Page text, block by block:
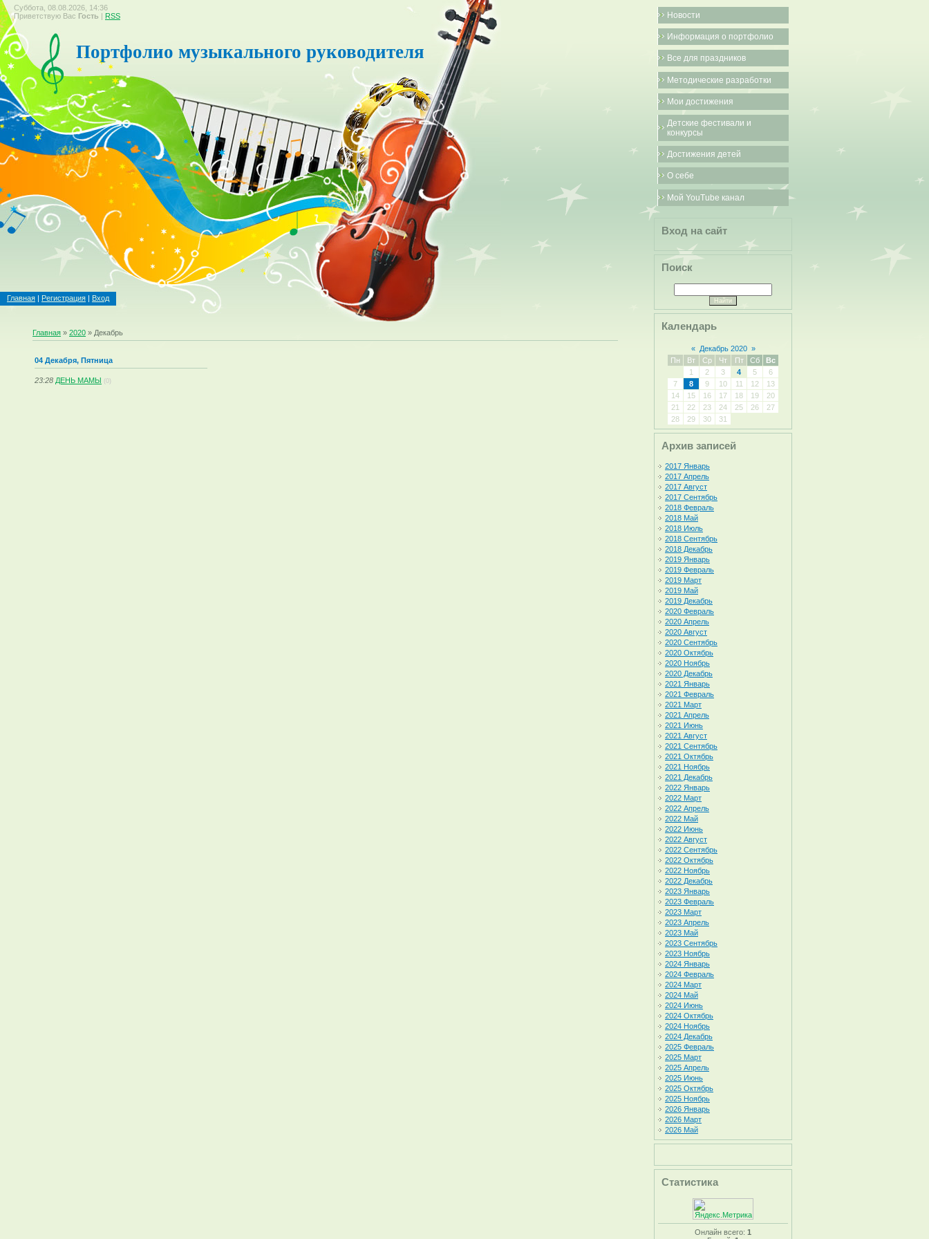
Суббота, 08.08.2026, 14:36
Приветствую Вас Гость | RSS
Портфолио музыкального руководителя
Главная | Регистрация | Вход
Главная »2020 » Декабрь
04 Декабря, Пятница
23:28 ДЕНЬ МАМЫ (0)
Новости
Информация о портфолио
Все для праздников
Методические разработки
Мои достижения
Детские фестивали и
конкурсы
Достижения детей
О себе
Мой YouTube канал
Вход на сайт
Поиск
Календарь
« Декабрь 2020 »
Пн
Вт Ср Чт Пт Сб
Вс
1
2 3 4 5
6
7
8 9 10 11 12
13
14
15 16 17 18 19
20
21
22 23 24 25 26
27
28
29 30 31
Архив записей
2017 Январь
2017 Апрель
2017 Август
2017 Сентябрь
2018 Февраль
2018 Май
2018 Июль
2018 Сентябрь
2018 Декабрь
2019 Январь
2019 Февраль
2019 Март
2019 Май
2019 Декабрь
2020 Февраль
2020 Апрель
2020 Август
2020 Сентябрь
2020 Октябрь
2020 Ноябрь
2020 Декабрь
2021 Январь
2021 Февраль
2021 Март
2021 Апрель
2021 Июнь
2021 Август
2021 Сентябрь
2021 Октябрь
2021 Ноябрь
2021 Декабрь
2022 Январь
2022 Март
2022 Апрель
2022 Май
2022 Июнь
2022 Август
2022 Сентябрь
2022 Октябрь
2022 Ноябрь
2022 Декабрь
2023 Январь
2023 Февраль
2023 Март
2023 Апрель
2023 Май
2023 Сентябрь
2023 Ноябрь
2024 Январь
2024 Февраль
2024 Март
2024 Май
2024 Июнь
2024 Октябрь
2024 Ноябрь
2024 Декабрь
2025 Февраль
2025 Март
2025 Апрель
2025 Июнь
2025 Октябрь
2025 Ноябрь
2026 Январь
2026 Март
2026 Май
Статистика
Онлайн всего: 1